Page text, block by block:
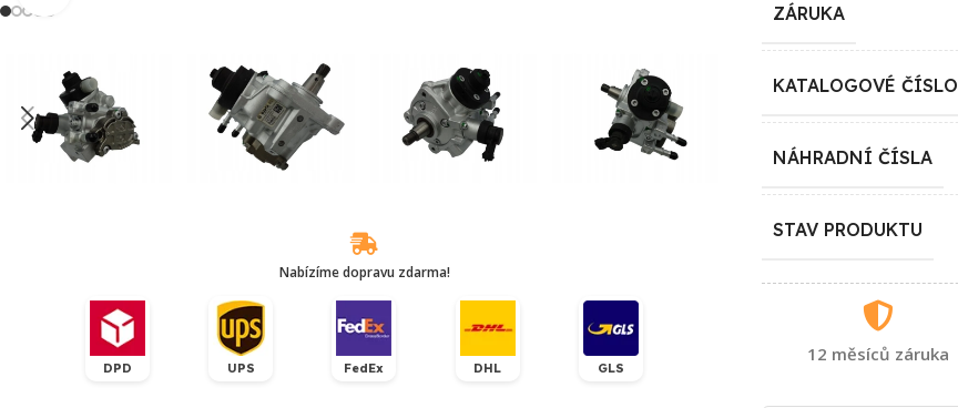
Nabízíme dopravu zdarma!
DPD UPS FedEx DHL GLS
ZÁRUKA
KATALOGOVÉ ČÍSLO
NÁHRADNÍ ČÍSLA
STAV PRODUKTU
12 měsíců záruka